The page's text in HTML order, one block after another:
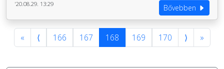
'20.08.29. 13:29 Bővebben
« ⟨ 166 167 168 169 170 ⟩ »